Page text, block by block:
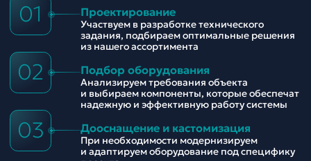
01 Проектирование
Участвуем в разработке технического
задания, подбираем оптимальные решения
из нашего ассортимента
02 Подбор оборудования
Анализируем требования объекта
и выбираем компоненты, которые обеспечат
надежную и эффективную работу системы
03 Дооснащение и кастомизация
При необходимости модернизируем
и адаптируем оборудование под специфику